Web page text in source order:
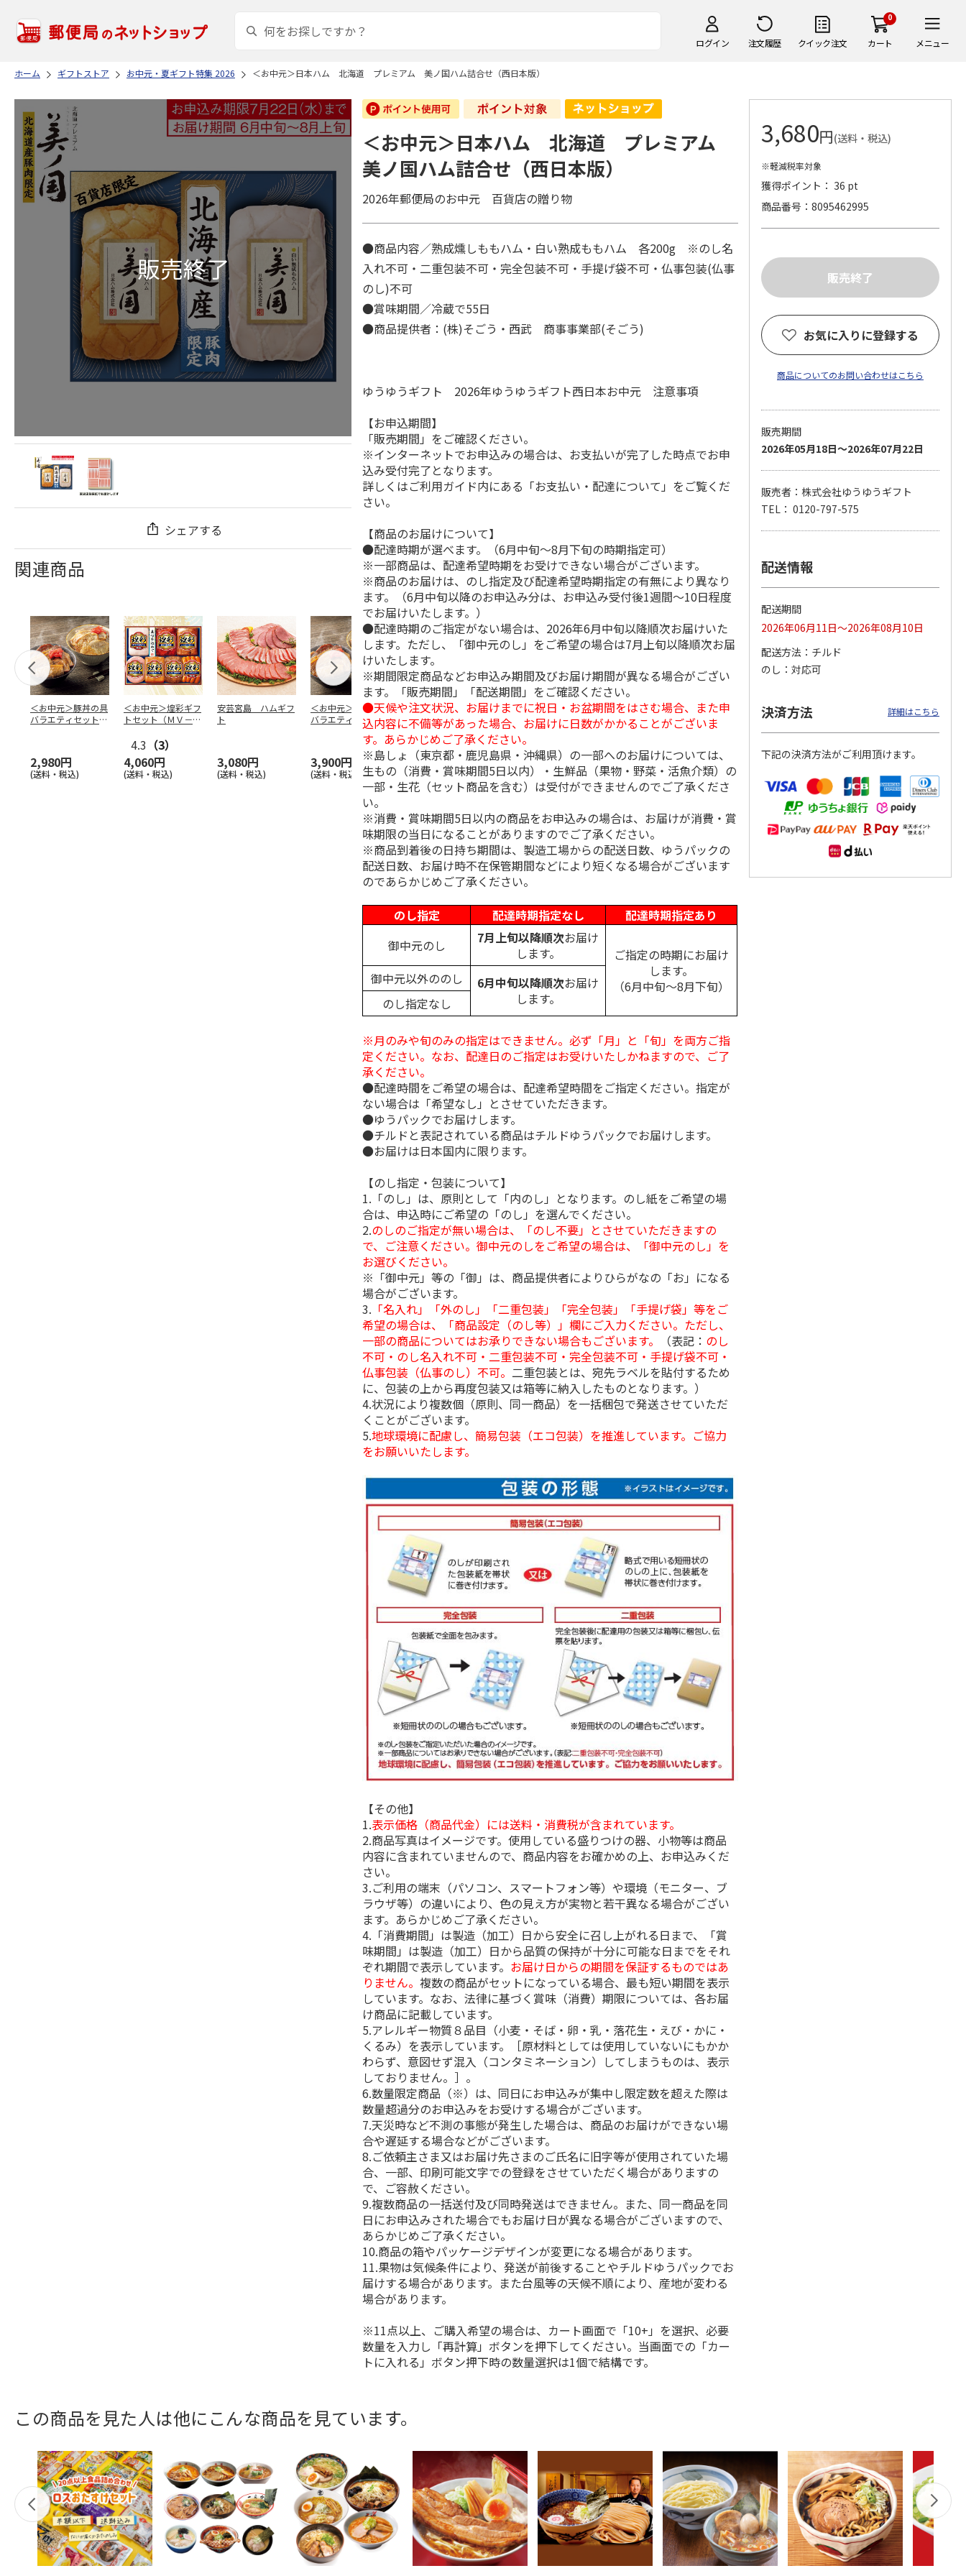
ログイン 注文履歴 クイック注文
0
カート メニュー
ホーム ギフトストア お中元・夏ギフト特集 2026 ＜お中元＞日本ハム 北海道 プレミアム 美ノ国ハム詰合せ（西日本版）
シェアする
関連商品
＜お中元＞豚丼の具
バラエティセット
2,980円
(送料・税込)
＜お中元＞煌彩ギフ
トセット（ＭＶ－５
4.3 （3）
4,060円
(送料・税込)
安芸宮島 ハムギフ
ト
3,080円
(送料・税込)
＜お中元＞豚丼の具
バラエティセット
3,900円
(送料・税込)
＜お中元＞【冷凍】
６種類のお肉ソムリ
エアソートＢＯＸ
5,980円
(送料・税込)
＜お中元＞やまがた
雪豚ロースみそ漬７
０ｇ×６
5.0（1）
3,780円
(送料・税込)
＜お中元＞モクモ
ク 原形ベーコンと
ソーセージセット
3,240円
(送料・税込)
【冷凍】北海道直送
北海道帯広の繁盛
店 豚丼6食セット
3,980円
(送料別・税込)
＜お中元＞やまがた
雪豚ロースみそ漬７
０ｇ×５
3,240円
＜お中元＞＜帯広
豚丼一番＞特上豚丼
の具３種セット
4,980円
(送料・税込)
＜お中元＞日本ハム 北海道 プレミアム
美ノ国ハム詰合せ（西日本版）
2026年郵便局のお中元 百貨店の贈り物
●商品内容／熟成燻しももハム・白い熟成ももハム 各200g ※のし名
入れ不可・二重包装不可・完全包装不可・手提げ袋不可・仏事包装(仏事
のし)不可
●賞味期間／冷蔵で55日
●商品提供者：(株)そごう・西武 商事事業部(そごう)
ゆうゆうギフト 2026年ゆうゆうギフト西日本お中元 注意事項
【お申込期間】
「販売期間」をご確認ください。
※インターネットでお申込みの場合は、お支払いが完了した時点でお申
込み受付完了となります。
詳しくはご利用ガイド内にある「お支払い・配達について」をご覧くだ
さい。
【商品のお届けについて】
●配達時期が選べます。（6月中旬～8月下旬の時期指定可）
※一部商品は、配達希望時期をお受けできない場合がございます。
※商品のお届けは、のし指定及び配達希望時期指定の有無により異なり
ます。（6月中旬以降のお申込み分は、お申込み受付後1週間～10日程度
でお届けいたします。）
●配達時期のご指定がない場合は、2026年6月中旬以降順次お届けいた
します。ただし、「御中元のし」をご希望の場合は7月上旬以降順次お届
けいたします。
※期間限定商品などお申込み期間及びお届け期間が異なる場合がござい
ます。「販売期間」「配送期間」をご確認ください。
●天候や注文状況、お届けまでに祝日・お盆期間をはさむ場合、また申
込内容に不備等があった場合、お届けに日数がかかることがございま
す。あらかじめご了承ください。
※島しょ（東京都・鹿児島県・沖縄県）の一部へのお届けについては、
生もの（消費・賞味期間5日以内）・生鮮品（果物・野菜・活魚介類）の
一部・生花（セット商品を含む）は受付ができませんのでご了承くださ
い。
※消費・賞味期間5日以内の商品をお申込みの場合は、お届けが消費・賞
味期限の当日になることがありますのでご了承ください。
※商品到着後の日持ち期間は、製造工場からの配送日数、ゆうパックの
配送日数、お届け時不在保管期間などにより短くなる場合がございます
のであらかじめご了承ください。
のし指定
配達時期指定なし
配達時期指定あり
御中元のし
7月上旬以降順次お届け
します。
ご指定の時期にお届け
します。
（6月中旬～8月下旬）
御中元以外ののし 6月中旬以降順次お届け
します。
のし指定なし
※月のみや旬のみの指定はできません。必ず「月」と「旬」を両方ご指
定ください。なお、配達日のご指定はお受けいたしかねますので、ご了
承ください。
●配達時間をご希望の場合は、配達希望時間をご指定ください。指定が
ない場合は「希望なし」とさせていただきます。
●ゆうパックでお届けします。
●チルドと表記されている商品はチルドゆうパックでお届けします。
●お届けは日本国内に限ります。
【のし指定・包装について】
1.「のし」は、原則として「内のし」となります。のし紙をご希望の場
合は、申込時にご希望の「のし」を選んでください。
2.のしのご指定が無い場合は、「のし不要」とさせていただきますの
で、ご注意ください。御中元のしをご希望の場合は、「御中元のし」を
お選びください。
※「御中元」等の「御」は、商品提供者によりひらがなの「お」になる
場合がございます。
3. 「名入れ」「外のし」「二重包装」「完全包装」「手提げ袋」等をご
希望の場合は、「商品設定（のし等）」欄にご入力ください。ただし、
一部の商品についてはお承りできない場合もございます。
（表記： のし
不可・のし名入れ不可・二重包装不可・完全包装不可・手提げ袋不可・
仏事包装（仏事のし）不可。 二重包装とは、宛先ラベルを貼付するため
に、包装の上から再度包装又は箱等に納入したものとなります。）
4.状況により複数個（原則、同一商品）を一括梱包で発送させていただ
くことがございます。
5.地球環境に配慮し、簡易包装（エコ包装）を推進しています。ご協力
をお願いいたします。
【その他】
1.表示価格（商品代金）には送料・消費税が含まれています。
2.商品写真はイメージです。使用している盛りつけの器、小物等は商品
内容に含まれていませんので、商品内容をお確かめの上、お申込みくだ
さい。
3.ご利用の端末（パソコン、スマートフォン等）や環境（モニター、ブ
ラウザ等）の違いにより、色の見え方が実物と若干異なる場合がござい
ます。あらかじめご了承ください。
4.「消費期間」は製造（加工）日から安全に召し上がれる日まで、「賞
味期間」は製造（加工）日から品質の保持が十分に可能な日までをそれ
ぞれ期間で表示しています。 お届け日からの期間を保証するものではあ
りません。複数の商品がセットになっている場合、最も短い期間を表示
しています。なお、法律に基づく賞味（消費）期限については、各お届
け商品に記載しています。
5.アレルギー物質８品目（小麦・そば・卵・乳・落花生・えび・かに・
くるみ）を表示しています。［原材料としては使用していないにもかか
わらず、意図せず混入（コンタミネーション）してしまうものは、表示
しておりません。］。
6.数量限定商品（※）は、同日にお申込みが集中し限定数を超えた際は
数量超過分のお申込みをお受けする場合がございます。
7.天災時など不測の事態が発生した場合は、商品のお届けができない場
合や遅延する場合などがございます。
8.ご依頼主さま又はお届け先さまのご氏名に旧字等が使用されていた場
合、一部、印刷可能文字での登録をさせていただく場合がありますの
で、ご容赦ください。
9.複数商品の一括送付及び同時発送はできません。また、同一商品を同
日にお申込みされた場合でもお届け日が異なる場合がございますので、
あらかじめご了承ください。
10.商品の箱やパッケージデザインが変更になる場合があります。
11.果物は気候条件により、発送が前後することやチルドゆうパックでお
届けする場合があります。また台風等の天候不順により、産地が変わる
場合があります。
※11点以上、ご購入希望の場合は、カート画面で「10+」を選択、必要
数量を入力し「再計算」ボタンを押下してください。当画面での「カー
トに入れる」ボタン押下時の数量選択は1個で結構です。
3,680円(送料・税込)
※軽減税率対象
獲得ポイント： 36 pt
商品番号
8095462995
お気に入りに登録する
商品についてのお問い合わせはこちら
販売期間
2026年05月18日～2026年07月22日
販売者：株式会社ゆうゆうギフト
TEL： 0120-797-575
配送情報
配送期間
2026年06月11日～2026年08月10日
配送方法
チルド
のし
対応可
決済方法 詳細はこちら
下記の決済方法がご利用頂けます。
この商品を見た人は他にこんな商品を見ています。